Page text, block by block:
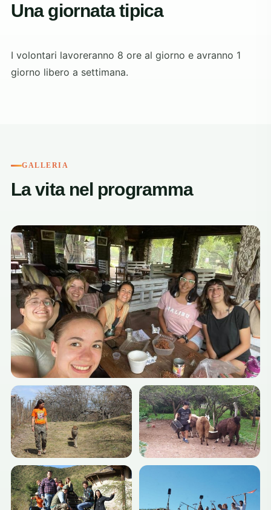
Una giornata tipica
I volontari lavoreranno 8 ore al giorno e avranno 1
giorno libero a settimana.
GALLERIA
La vita nel programma